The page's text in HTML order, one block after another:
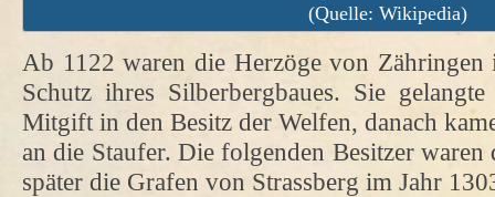
(Quelle: Wikipedia)
Ab 1122 waren die Herzöge von
Schutz ihres Silberbergbaues. Sie
Mitgift in den Besitz der Welfen, danach
an die Staufer. Die folgenden Besitzer
später die Grafen von Strassberg im Jahr